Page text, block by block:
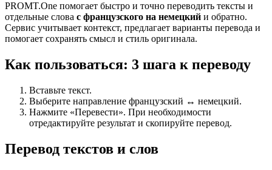
PROMT.One помогает быстро и точно переводить тексты и
отдельные слова с французского на немецкий и обратно.
Сервис учитывает контекст, предлагает варианты перевода и
помогает сохранять смысл и стиль оригинала.
Как пользоваться: 3 шага к переводу
Вставьте текст.
Выберите направление французский ↔ немецкий.
Нажмите «Перевести». При необходимости
отредактируйте результат и скопируйте перевод.
Перевод текстов и слов